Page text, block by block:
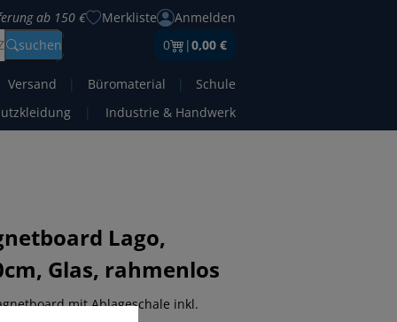
ab 150 € Merkliste
Anmelden
suchen 0 |0,00 €
Versand | Büromaterial |
Schule
| Industrie & Handwerk
Lago,
Glas, rahmenlos
mit Ablageschale inkl.